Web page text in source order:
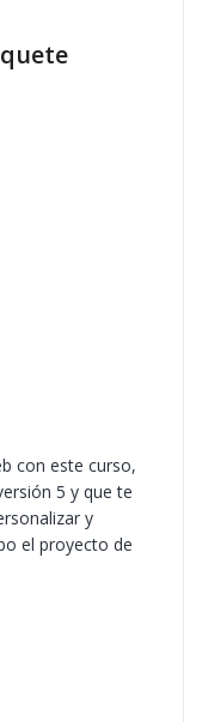
con este curso,
5 y que te
y
el proyecto de